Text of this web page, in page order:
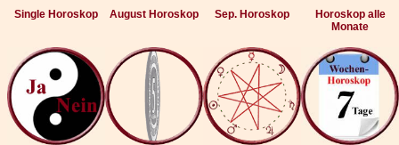
Single Horoskop August Horoskop Sep. Horoskop
Horoskop alle
Monate